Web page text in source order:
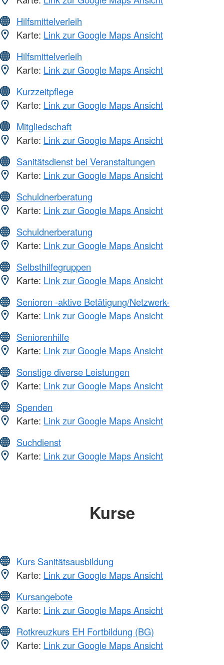
Hilfsmittelverleih
Karte: Link zur Google Maps Ansicht
Hilfsmittelverleih
Karte: Link zur Google Maps Ansicht
Kurzzeitpflege
Karte: Link zur Google Maps Ansicht
Mitgliedschaft
Karte: Link zur Google Maps Ansicht
Sanitätsdienst bei Veranstaltungen
Karte: Link zur Google Maps Ansicht
Schuldnerberatung
Karte: Link zur Google Maps Ansicht
Schuldnerberatung
Karte: Link zur Google Maps Ansicht
Selbsthilfegruppen
Karte: Link zur Google Maps Ansicht
Senioren -aktive Betätigung/Netzwerk-
Karte: Link zur Google Maps Ansicht
Seniorenhilfe
Karte: Link zur Google Maps Ansicht
Sonstige diverse Leistungen
Karte: Link zur Google Maps Ansicht
Spenden
Karte: Link zur Google Maps Ansicht
Suchdienst
Karte: Link zur Google Maps Ansicht
Kurse
Kurs Sanitätsausbildung
Karte: Link zur Google Maps Ansicht
Kursangebote
Karte: Link zur Google Maps Ansicht
Rotkreuzkurs EH Fortbildung (BG)
Karte: Link zur Google Maps Ansicht